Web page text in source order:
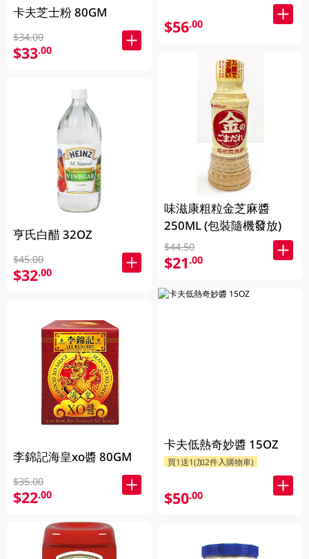
卡夫芝士粉 80GM
$34.00
$33.00
亨氏白醋 32OZ
$45.00
$32.00
李錦記海皇xo醬 80GM
$35.00
$22.00
$56.00
味滋康粗粒金芝麻醬
250ML (包裝隨機發放)
$44.50
$21.00
卡夫低熱奇妙醬 15OZ
買1送1(加2件入購物車)
$50.00